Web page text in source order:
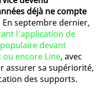
déjà ne compte
En septembre dernier,
l'application de
devant
ou encore Line, avec
assurer sa supériorité,
des supports.